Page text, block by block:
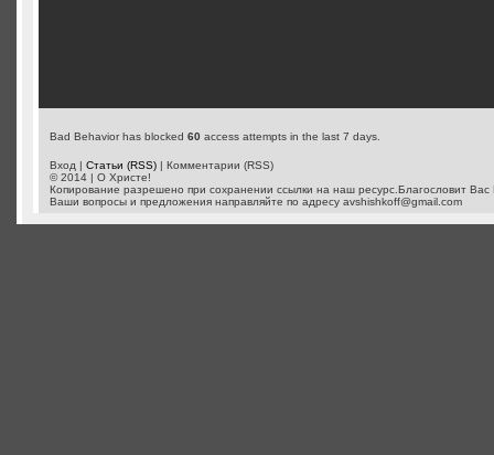
Bad Behavior has blocked 60 access attempts in the last 7 days.
Вход | Статьи (RSS) | Комментарии (RSS)
© 2014 | О Христе!
Копирование разрешено при сохранении ссылки на наш ресурс.Благословит Вас
Ваши вопросы и предложения направляйте по адресу avshishkoff@gmail.com